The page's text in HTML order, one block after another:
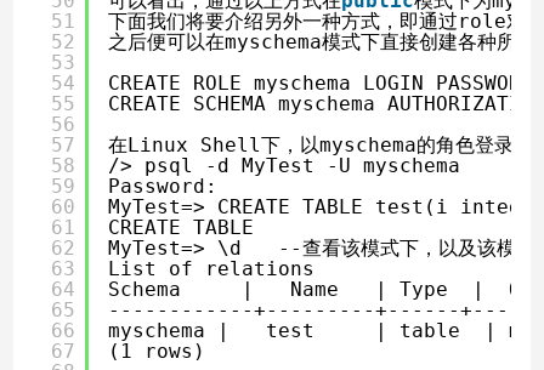
51
52
53
54
55
56
57
58
59
60
61
62
63
64
65
66
67
下面我们将要介绍另外一种方式，即通过role对
之后便可以在myschema模式下直接创建各种所需
CREATE ROLE myschema LOGIN
CREATE SCHEMA myschema
在Linux Shell下，以myschema的角色登录到
/> psql -d MyTest -U myschema
Password:
MyTest=> CREATE TABLE test(i
CREATE TABLE
MyTest=> \d   --查看该模式下，以及该模式
List of relations
Schema     |   Name   | Type  |
------------+---------+------
myschema |   test     | table  |
(1 rows)